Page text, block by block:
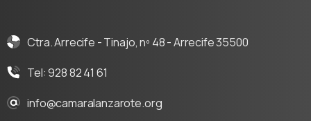
Ctra. Arrecife - Tinajo, nº 48 - Arrecife 35500
Tel: 928 82 41 61
info@camaralanzarote.org